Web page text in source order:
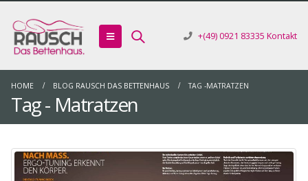
+(49) 0921 83335 Kontakt
HOME BLOG RAUSCH DAS BETTENHAUS TAG -MATRATZEN
Tag - Matratzen